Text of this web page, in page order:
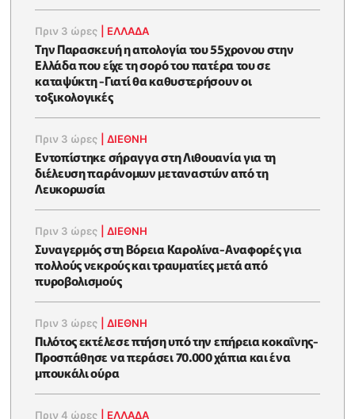
Πριν 3 ώρες ΕΛΛΑΔΑ
Την Παρασκευή η απολογία του 55χρονου στην
Ελλάδα που είχε τη σορό του πατέρα του σε
καταψύκτη -Γιατί θα καθυστερήσουν οι
τοξικολογικές
Πριν 3 ώρες |ΔΙΕΘΝΗ
Εντοπίστηκε σήραγγα στη Λιθουανία για τη
διέλευση παράνομων μεταναστών από τη
Λευκορωσία
Πριν 3 ώρες |ΔΙΕΘΝΗ
Συναγερμός στη Βόρεια Καρολίνα-Αναφορές για
πολλούς νεκρούς και τραυματίες μετά από
πυροβολισμούς
Πριν 3 ώρες |ΔΙΕΘΝΗ
Πιλότος εκτέλεσε πτήση υπό την επήρεια κοκαΐνης-
Προσπάθησε να περάσει 70.000 χάπια και ένα
μπουκάλι ούρα
Πριν 4 ώρες ΕΛΛΑΔΑ